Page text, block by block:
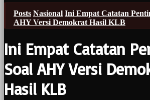
Posts Nasional Ini Empat Catatan
AHY Versi Demokrat Hasil KLB
Ini Empat Catatan
Soal AHY Versi
Hasil KLB